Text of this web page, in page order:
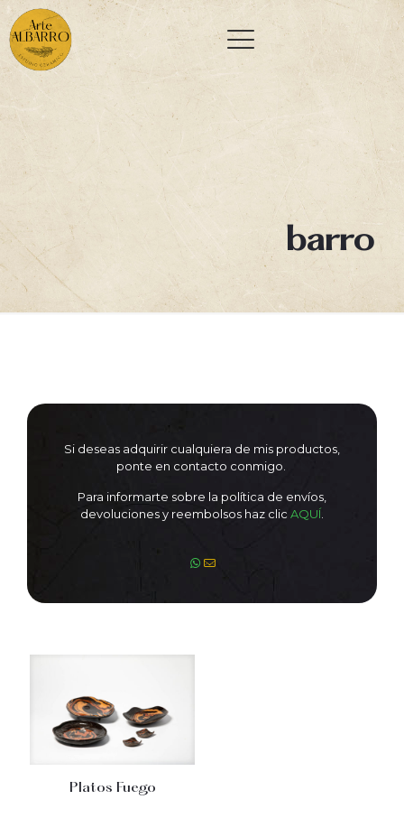
barro
Si deseas adquirir cualquiera de mis productos,
ponte en contacto conmigo.
Para informarte sobre la política de envíos,
devoluciones y reembolsos haz clic AQUÍ
Platos Fuego